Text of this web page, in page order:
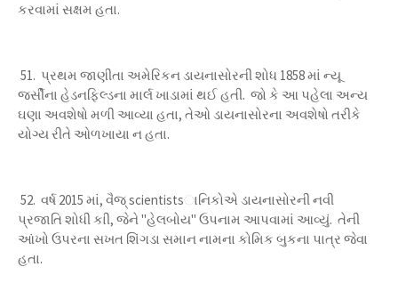
કરવામાં સક્ષમ હતા.
51. પ્રથમ જાણીતા અમેરિકન ડાયનાસોરની શોધ 1858 માં ન્યૂ
જર્સીના હેડનફિલ્ડના માર્લ ખાડામાં થઈ હતી. જો કે આ પહેલા અન્ય
ઘણા અવશેષો મળી આવ્યા હતા, તેઓ ડાયનાસોરના અવશેષો તરીકે
યોગ્ય રીતે ઓળખાયા ન હતા.
52. વર્ષ 2015 માં, વૈજ્ scientistsાનિકોએ ડાયનાસોરની નવી
પ્રજાતિ શોધી કાી, જેને "હેલબોય" ઉપનામ આપવામાં આવ્યું. તેની
આંખો ઉપરના સખત શિંગડા સમાન નામના કોમિક બુકના પાત્ર જેવા
હતા.